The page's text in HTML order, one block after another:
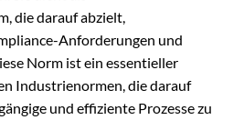
die darauf abzielt,
Anforderungen und
Norm ist ein essentieller
Industrienormen, die darauf
und effiziente Prozesse zu